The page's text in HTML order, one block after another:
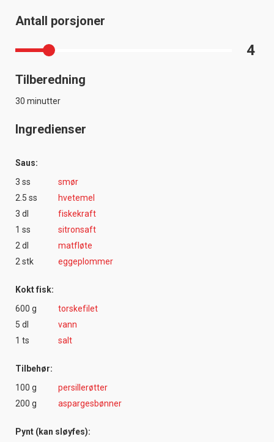
Antall porsjoner
4
Tilberedning
30 minutter
Ingredienser
Saus:
3 ss
smør
2.5 ss
hvetemel
3 dl
fiskekraft
1 ss
sitronsaft
2 dl
matfløte
2 stk
eggeplommer
Kokt fisk:
600 g
torskefilet
5 dl
vann
1 ts
salt
Tilbehør:
100 g
persillerøtter
200 g
aspargesbønner
Pynt (kan sløyfes):